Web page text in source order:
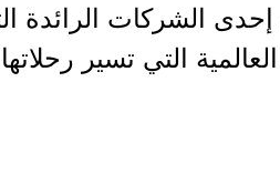
الشركات الرائدة
التي تسير